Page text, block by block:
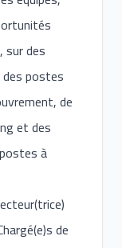
sur des
postes
de
et des
à
de